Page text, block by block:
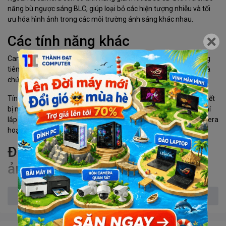
năng bù ngược sáng BLC, giúp loại bỏ các hiện tượng nhiễu và tối
ưu hóa hình ảnh trong các môi trường ánh sáng khác nhau.
Các tính năng khác
Camera TIANDY TC-C320N 2MP còn được trang bị các tính năng
tiên tiến như tích hợp micro, hỗ trợ PoE (Power over Ethernet) và
chức năng chống chịu môi trường khắc nghiệt.
Tính năng PoE cho phép camera được cấp nguồn trực tiếp từ thiết
bị mạng, giúp giảm thiểu việc sử dụng dây cáp và tiết kiệm chi phí
lắp đặt. Chức năng chống chịu môi trường khắc nghiệt giúp camera
hoạt động bền bỉ và ổn định trong mọi điều kiện thời tiết.
Độ phân giải và chất lượng hình
ảnh
TIANDY TC-C320N 2MP cho phép quan sát với độ phân giải cao lên
đến 1920×1080@30fps, cho hình ảnh rõ nét và chi tiết. Với cảm
Xem thêm